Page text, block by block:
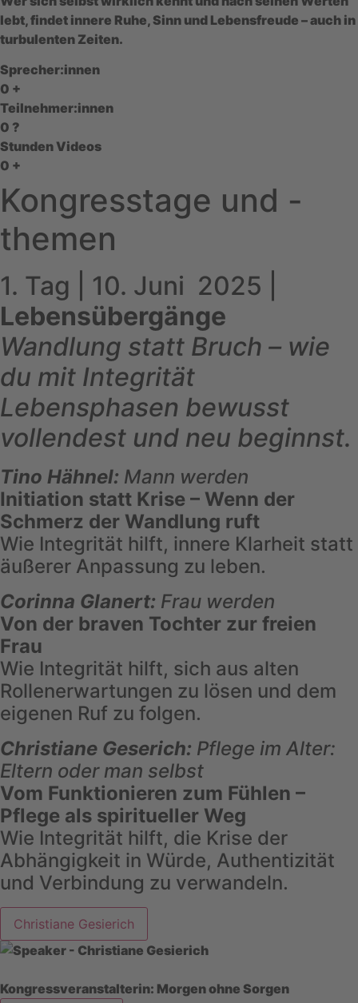
lebt, findet innere Ruhe, Sinn und Lebensfreude – auch in
turbulenten Zeiten.
Sprecher:innen
0 +
Teilnehmer:innen
0 ?
Stunden Videos
0 +
Kongresstage und -
themen
1. Tag | 10. Juni 2025 |
Lebensübergänge
Wandlung statt Bruch – wie
du mit Integrität
Lebensphasen bewusst
vollendest und neu beginnst.
Tino Hähnel: Mann werden
Initiation statt Krise – Wenn der
Schmerz der Wandlung ruft
Wie Integrität hilft, innere Klarheit statt
äußerer Anpassung zu leben.
Corinna Glanert: Frau werden
Von der braven Tochter zur freien
Frau
Wie Integrität hilft, sich aus alten
Rollenerwartungen zu lösen und dem
eigenen Ruf zu folgen.
Christiane Geserich: Pflege im Alter:
Eltern oder man selbst
Vom Funktionieren zum Fühlen –
Pflege als spiritueller Weg
Wie Integrität hilft, die Krise der
Abhängigkeit in Würde, Authentizität
und Verbindung zu verwandeln.
Christiane Gesierich
Kongressveranstalterin: Morgen ohne Sorgen